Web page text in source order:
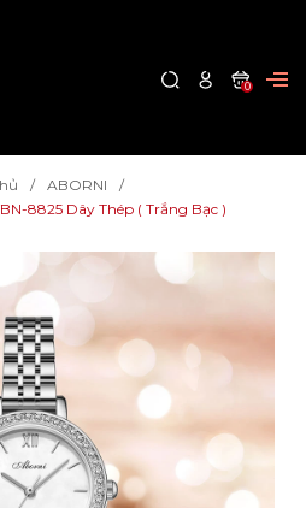
0
ABORNI
8825 Dây Thép ( Trắng Bạc )